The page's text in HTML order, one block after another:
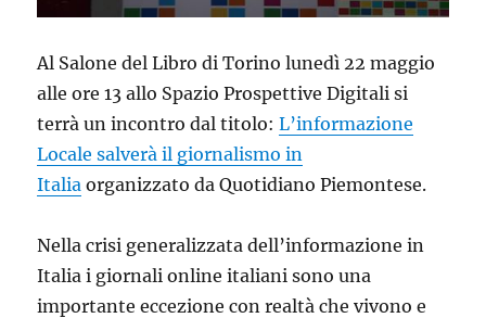
Al Salone del Libro di Torino lunedì 22 maggio
alle ore 13 allo Spazio Prospettive Digitali si
terrà un incontro dal titolo:L’informazione
Locale salverà il giornalismo in
Italia organizzato da Quotidiano Piemontese.
Nella crisi generalizzata dell’informazione in
Italia i giornali online italiani sono una
importante eccezione con realtà che vivono e